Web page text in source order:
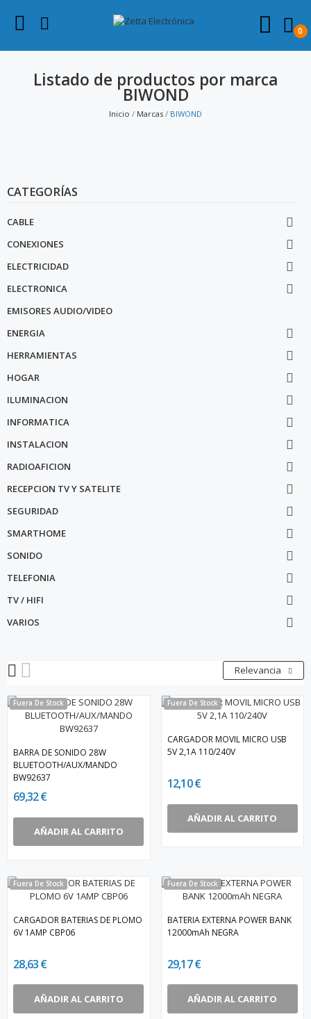
0
Listado de productos por marca
BIWOND
Inicio Marcas BIWOND
CATEGORÍAS
CABLE 
CONEXIONES 
ELECTRICIDAD 
ELECTRONICA 
EMISORES AUDIO/VIDEO
ENERGIA

HERRAMIENTAS 
HOGAR 
ILUMINACION 
INFORMATICA 
INSTALACION 
RADIOAFICION 
RECEPCION TV Y SATELITE 
SEGURIDAD 
SMARTHOME 
SONIDO 
TELEFONIA 
TV / HIFI 
VARIOS 
Relevancia
Fuera De Stock
BARRA DE SONIDO 28W
BLUETOOTH/AUX/MANDO
BW92637
69,32 €
AÑADIR AL CARRITO
Fuera De Stock
CARGADOR MOVIL MICRO USB
5V 2,1A 110/240V
12,10 €
AÑADIR AL CARRITO
Fuera De Stock
CARGADOR BATERIAS DE PLOMO
6V 1AMP CBP06
28,63 €
AÑADIR AL CARRITO
Fuera De Stock
BATERIA EXTERNA POWER BANK
12000mAh NEGRA
29,17 €
AÑADIR AL CARRITO